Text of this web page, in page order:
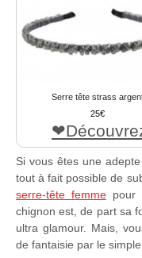
Serre tête strass
25
Si vous êtes une adepte
tout à fait possible de
serre-tête femme pour
chignon est, de part sa
ultra glamour. Mais,
de fantaisie par le